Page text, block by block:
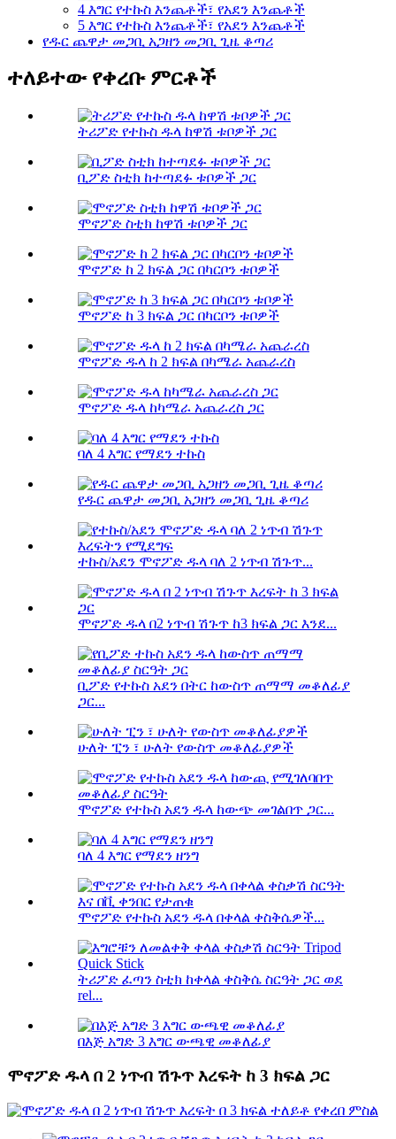
4 እግር የተኩስ እንጨቶች፣ የአደን እንጨቶች
5 እግር የተኩስ እንጨቶች፣ የአደን እንጨቶች
የዱር ጨዋታ መጋቢ አጋዘን መጋቢ ጊዜ ቆጣሪ
ተለይተው የቀረቡ ምርቶች
ትሪፖድ የተኩስ ዱላ ከዋሽ ቱቦዎች ጋር
ቢፖድ ስቲክ ከተጣደፉ ቱቦዎች ጋር
ሞኖፖድ ስቲክ ከዋሽ ቱቦዎች ጋር
ሞኖፖድ ከ 2 ክፍል ጋር በካርቦን ቱቦዎች
ሞኖፖድ ከ 3 ክፍል ጋር በካርቦን ቱቦዎች
ሞኖፖድ ዱላ ከ 2 ክፍል በካሜራ አጨራረስ
ሞኖፖድ ዱላ ከካሜራ አጨራረስ ጋር
ባለ 4 እግር የማደን ተኩስ
የዱር ጨዋታ መጋቢ አጋዘን መጋቢ ጊዜ ቆጣሪ
ተኩስ/አደን ሞኖፖድ ዱላ ባለ 2 ነጥብ ሽጉጥ...
ሞኖፖድ ዱላ በ2 ነጥብ ሽጉጥ ከ3 ክፍል ጋር እንደ...
ቢፖድ የተኩስ አደን በትር ከውስጥ ጠማማ መቆለፊያ
ጋር...
ሁለት ፒን ፣ ሁለት የውስጥ መቆለፊያዎች
ሞኖፖድ የተኩስ አደን ዱላ ከውጭ መገልበጥ ጋር...
ባለ 4 እግር የማደን ዘንግ
ሞኖፖድ የተኩስ አደን ዱላ በቀላል ቀስቅሴዎች...
ትሪፖድ ፈጣን ስቲክ ከቀላል ቀስቅሴ ስርዓት ጋር ወደ
rel...
በእጅ አግድ 3 እግር ውጫዊ መቆለፊያ
ሞኖፖድ ዱላ በ 2 ነጥብ ሽጉጥ እረፍት ከ 3 ክፍል ጋር